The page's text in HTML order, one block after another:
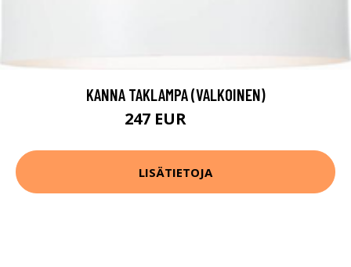
KANNA TAKLAMPA (VALKOINEN)
247 EUR
LISÄTIETOJA